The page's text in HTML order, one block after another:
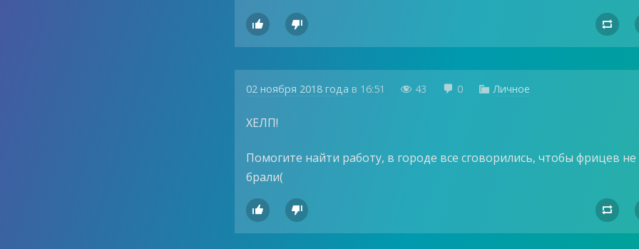
  
02 ноября 2018 года в 16:51  43  0  Личное
ХЕЛП!
Помогите найти работу, в городе все сговорились, чтобы фрицев не
брали(
  